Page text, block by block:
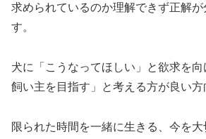
求められているのか理解できず正解が
す。
犬に「こうなってほしい」と欲求を向
飼い主を目指す」と考える方が良い方
限られた時間を一緒に生きる、今を